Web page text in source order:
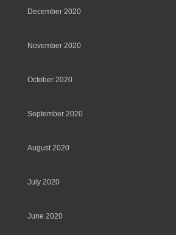
December 2020
November 2020
October 2020
September 2020
August 2020
July 2020
June 2020